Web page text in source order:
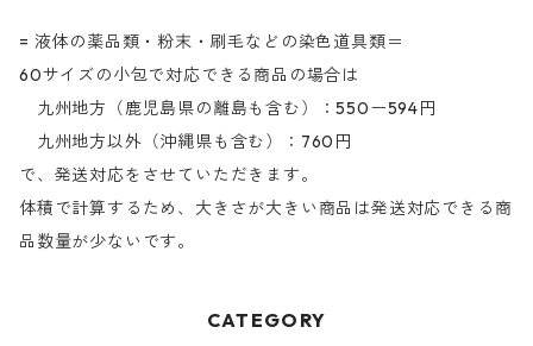
= 液体の薬品類・粉末・刷毛などの染色道具類＝
60サイズの小包で対応できる商品の場合は
九州地方（鹿児島県の離島も含む）：550ー594円
九州地方以外（沖縄県も含む）：760円
で、発送対応をさせていただきます。
体積で計算するため、大きさが大きい商品は発送対応できる商
品数量が少ないです。
CATEGORY